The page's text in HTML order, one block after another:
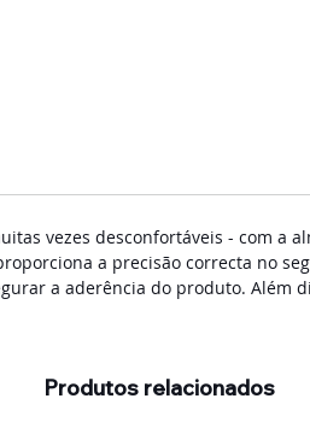
vezes desconfortáveis - com a
a precisão correcta no
a aderência do produto. Além
Produtos relacionados